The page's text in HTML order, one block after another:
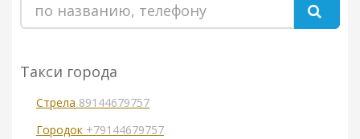
Такси города
Стрела 89144679757
Городок +79144679757